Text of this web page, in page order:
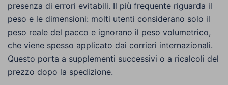
presenza di errori evitabili. Il più frequente riguarda il
peso e le dimensioni: molti utenti considerano solo il
peso reale del pacco e ignorano il peso volumetrico,
che viene spesso applicato dai corrieri internazionali.
Questo porta a supplementi successivi o a ricalcoli del
prezzo dopo la spedizione.